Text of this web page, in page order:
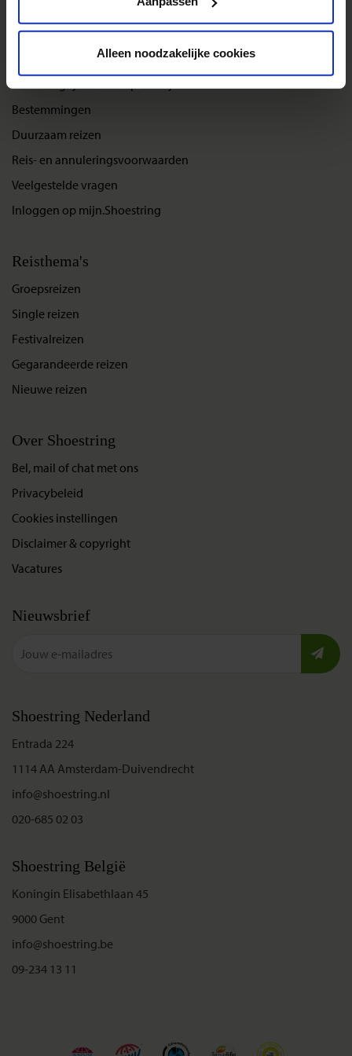
Alleen noodzakelijke cookies
Reizen met Shoestring
Bestemmingen
Duurzaam reizen
Reis- en annuleringsvoorwaarden
Veelgestelde vragen
Inloggen op mijn.Shoestring
Reisthema's
Groepsreizen
Single reizen
Festivalreizen
Gegarandeerde reizen
Nieuwe reizen
Over Shoestring
Bel, mail of chat met ons
Privacybeleid
Cookies instellingen
Disclaimer & copyright
Vacatures
Nieuwsbrief
Shoestring Nederland
Entrada 224
1114 AA Amsterdam-Duivendrecht
info@shoestring.nl
020-685 02 03
Shoestring België
Koningin Elisabethlaan 45
9000 Gent
info@shoestring.be
09-234 13 11